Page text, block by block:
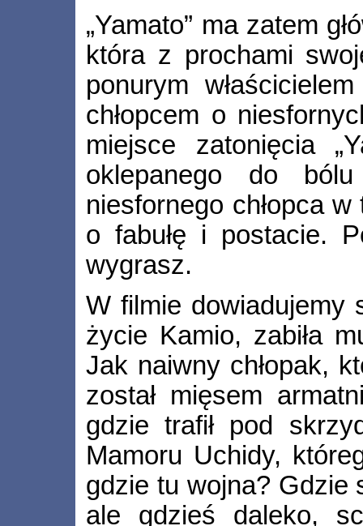
„Yamato” ma zatem
która z prochami
ponurym
chłopcem o
miejsce zatonięcia
oklepanego do
niesfornego chłopca
o fabułę i postacie.
wygrasz.
W filmie dowiadujemy
życie Kamio, zabiła
Jak naiwny chłopak,
został mięsem
gdzie trafił pod
Mamoru Uchidy,
gdzie tu wojna? Gdzie
ale gdzieś daleko,